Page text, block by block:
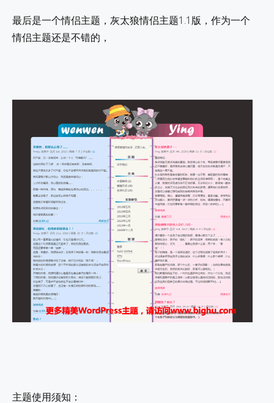
最后是一个情侣主题，灰太狼情侣主题1.1版，作为一个
情侣主题还是不错的，
主题使用须知：